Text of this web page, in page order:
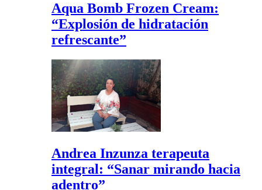
Aqua Bomb Frozen Cream:
“Explosión de hidratación
refrescante”
Andrea Inzunza terapeuta
integral: “Sanar mirando hacia
adentro”